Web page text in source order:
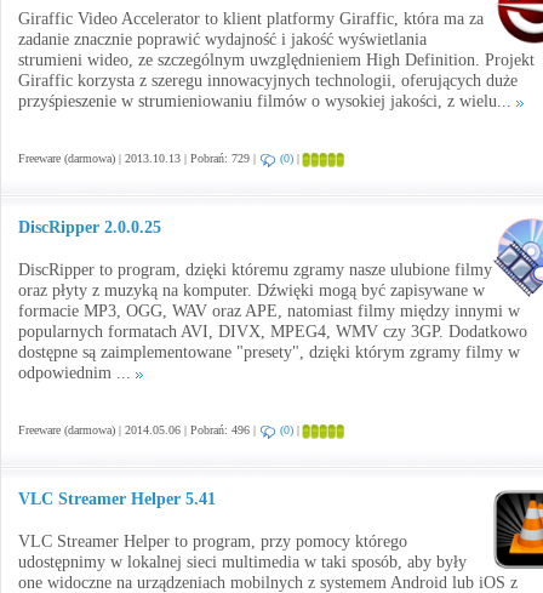
Giraffic Video Accelerator to klient platformy Giraffic, która ma za
zadanie znacznie poprawić wydajność i jakość wyświetlania
strumieni wideo, ze szczególnym uwzględnieniem High Definition. Projekt
Giraffic korzysta z szeregu innowacyjnych technologii, oferujących duże
przyśpieszenie w strumieniowaniu filmów o wysokiej jakości, z wielu...
Freeware (darmowa) | 2013.10.13 | Pobrań: 729 | (0) |
DiscRipper 2.0.0.25
DiscRipper to program, dzięki któremu zgramy nasze ulubione filmy
oraz płyty z muzyką na komputer. Dźwięki mogą być zapisywane w
formacie MP3, OGG, WAV oraz APE, natomiast filmy między innymi w
popularnych formatach AVI, DIVX, MPEG4, WMV czy 3GP. Dodatkowo
dostępne są zaimplementowane "presety", dzięki którym zgramy filmy w
odpowiednim ...
Freeware (darmowa) | 2014.05.06 | Pobrań: 496 | (0) |
VLC Streamer Helper 5.41
VLC Streamer Helper to program, przy pomocy którego
udostępnimy w lokalnej sieci multimedia w taki sposób, aby były
one widoczne na urządzeniach mobilnych z systemem Android lub iOS z